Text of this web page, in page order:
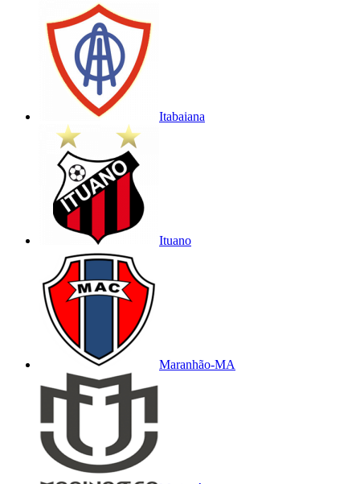
Itabaiana
Ituano
Maranhão-MA